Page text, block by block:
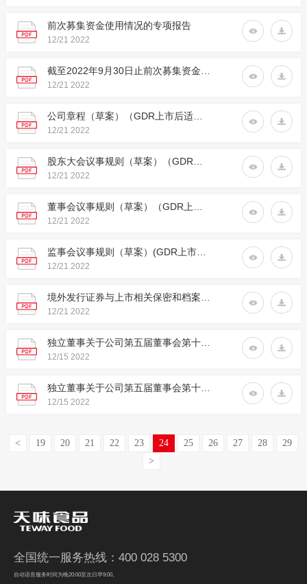
前次募集资金使用情况的专项报告
12/21 2022
12/21 2022
公司章程（草案）（GDR上市后适用）
12/21 2022
12/21 2022
12/21 2022
监事会议事规则（草案）(GDR上市后适用）
12/21 2022
12/21 2022
独立董事关于公司第五届董事会第十一次会议相关事项的事前认可意见
12/15 2022
独立董事关于公司第五届董事会第十一次会议相关事项的独立意见
12/15 2022
< 19 20 21 22 23 24 25 26 27 28
29
>
全国统一服务热线：400 028 5300
自动语音服务时间为晚20:00至次日早9:00。